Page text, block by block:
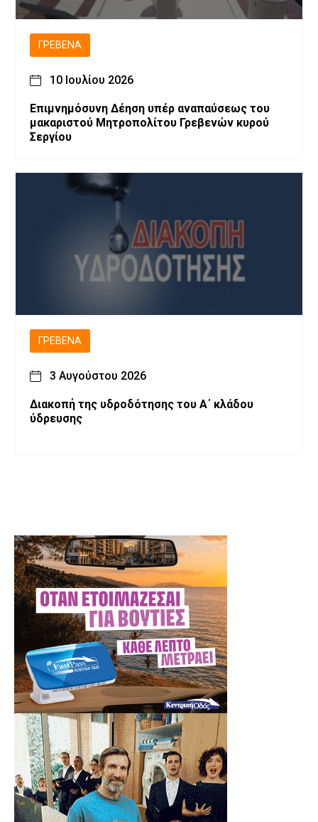
ΓΡΕΒΕΝΆ
10 Ιουλίου 2026
Επιμνημόσυνη Δέηση υπέρ αναπαύσεως του
μακαριστού Μητροπολίτου Γρεβενών κυρού
Σεργίου
ΓΡΕΒΕΝΆ
3 Αυγούστου 2026
Διακοπή της υδροδότησης του Α΄ κλάδου
ύδρευσης